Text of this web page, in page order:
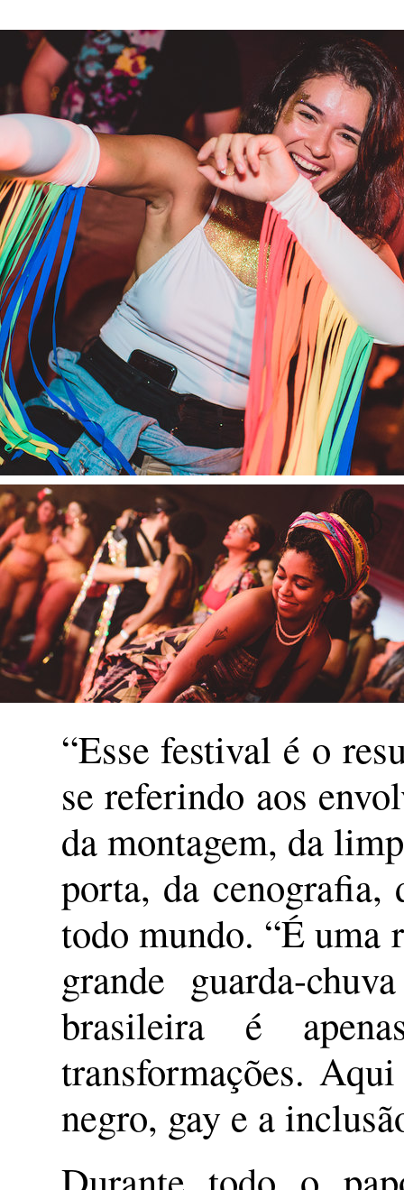
“Esse festival é o
se referindo aos
da montagem, da
porta, da cenografia,
todo mundo. “É uma
grande guarda-
brasileira é
transformações.
negro, gay e a